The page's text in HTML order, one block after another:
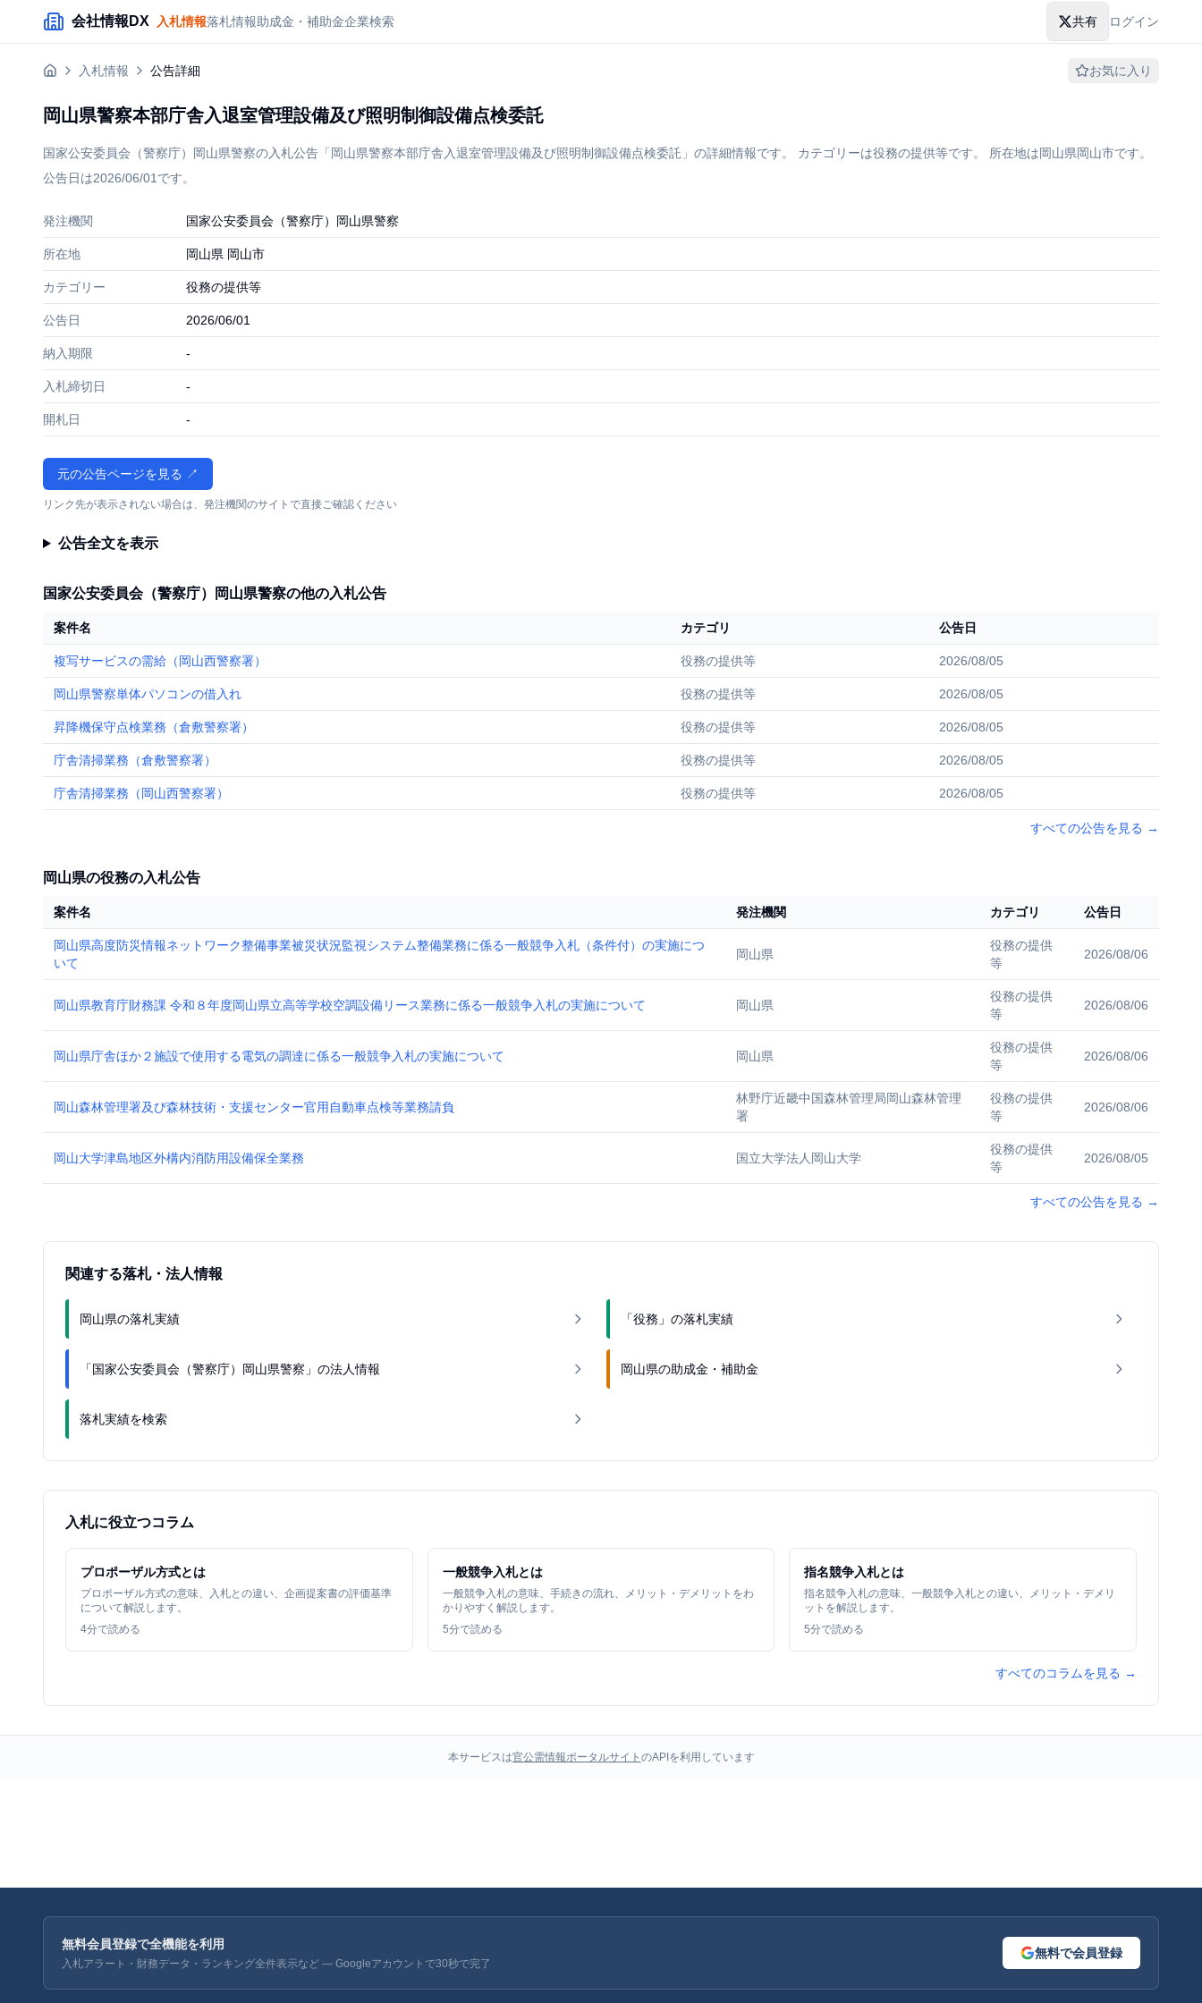
メインコンテンツにスキップ
会社情報DX 入札情報落札情報助成金・補助金企業検索 共有 ログイン
入札情報 公告詳細 お気に入り
岡山県警察本部庁舎入退室管理設備及び照明制御設備点検委託
国家公安委員会（警察庁）岡山県警察の入札公告「岡山県警察本部庁舎入退室管理設備及び照明制御設備点検委託」の詳細情報です。 カテゴリーは役務の提供等です。 所在地は岡山県岡山市です。
公告日は2026/06/01です。
発注機関 国家公安委員会（警察庁）岡山県警察
所在地 岡山県 岡山市
カテゴリー 役務の提供等
公告日 2026/06/01
納入期限 -
入札締切日 -
開札日 -
元の公告ページを見る ↗
リンク先が表示されない場合は、発注機関のサイトで直接ご確認ください
公告全文を表示
国家公安委員会（警察庁）岡山県警察の他の入札公告
案件名 カテゴリ 公告日
複写サービスの需給（岡山西警察署） 役務の提供等 2026/08/05
岡山県警察単体パソコンの借入れ 役務の提供等 2026/08/05
昇降機保守点検業務（倉敷警察署） 役務の提供等 2026/08/05
庁舎清掃業務（倉敷警察署） 役務の提供等 2026/08/05
庁舎清掃業務（岡山西警察署） 役務の提供等 2026/08/05
すべての公告を見る →
岡山県の役務の入札公告
案件名 発注機関 カテゴリ 公告日
岡山県高度防災情報ネットワーク整備事業被災状況監視システム整備業務に係る一般競争入札（条件付）の実施につ
いて
岡山県
役務の提供
等
2026/08/06
岡山県教育庁財務課 令和８年度岡山県立高等学校空調設備リース業務に係る一般競争入札の実施について 岡山県
役務の提供
等
2026/08/06
岡山県庁舎ほか２施設で使用する電気の調達に係る一般競争入札の実施について 岡山県
役務の提供
等
2026/08/06
岡山森林管理署及び森林技術・支援センター官用自動車点検等業務請負
林野庁近畿中国森林管理局岡山森林管理
署
役務の提供
等
2026/08/06
岡山大学津島地区外構内消防用設備保全業務 国立大学法人岡山大学
役務の提供
等
2026/08/05
すべての公告を見る →
関連する落札・法人情報
岡山県の落札実績 「役務」の落札実績
「国家公安委員会（警察庁）岡山県警察」の法人情報 岡山県の助成金・補助金
落札実績を検索
入札に役立つコラム
プロポーザル方式とは
プロポーザル方式の意味、入札との違い、企画提案書の評価基準
について解説します。
4分で読める
一般競争入札とは
一般競争入札の意味、手続きの流れ、メリット・デメリットをわ
かりやすく解説します。
5分で読める
指名競争入札とは
指名競争入札の意味、一般競争入札との違い、メリット・デメリ
ットを解説します。
5分で読める
すべてのコラムを見る →
本サービスは官公需情報ポータルサイト のAPIを利用しています
無料会員登録で全機能を利用
入札アラート・財務データ・ランキング全件表示など — Googleアカウントで30秒で完了
無料で会員登録